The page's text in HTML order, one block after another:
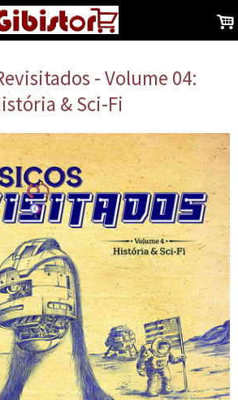
.
- Volume 04:
& Sci-Fi